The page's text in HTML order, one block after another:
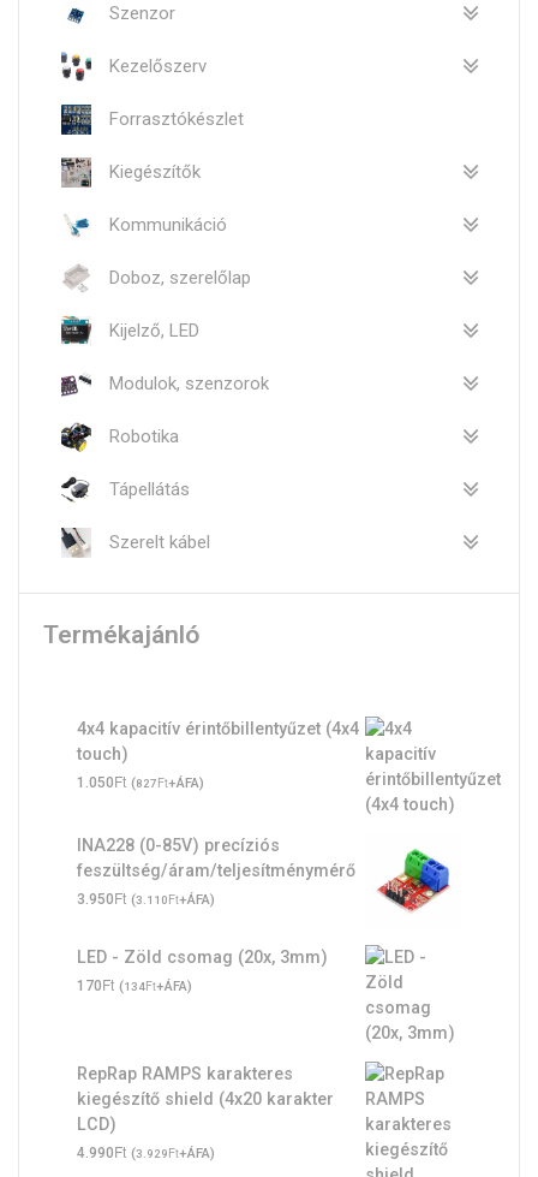
Szenzor
Kezelőszerv
Forrasztókészlet
Kiegészítők
Kommunikáció
Doboz, szerelőlap
Kijelző, LED
Modulok, szenzorok
Robotika
Tápellátás
Szerelt kábel
Termékajánló
4x4 kapacitív érintőbillentyűzet (4x4
touch)
1.050Ft (827Ft+ÁFA)
INA228 (0-85V) precíziós
feszültség/áram/teljesítménymérő
3.950Ft (3.110Ft+ÁFA)
LED - Zöld csomag (20x, 3mm)
170Ft (134Ft+ÁFA)
RepRap RAMPS karakteres
kiegészítő shield (4x20 karakter
LCD)
4.990Ft (3.929Ft+ÁFA)